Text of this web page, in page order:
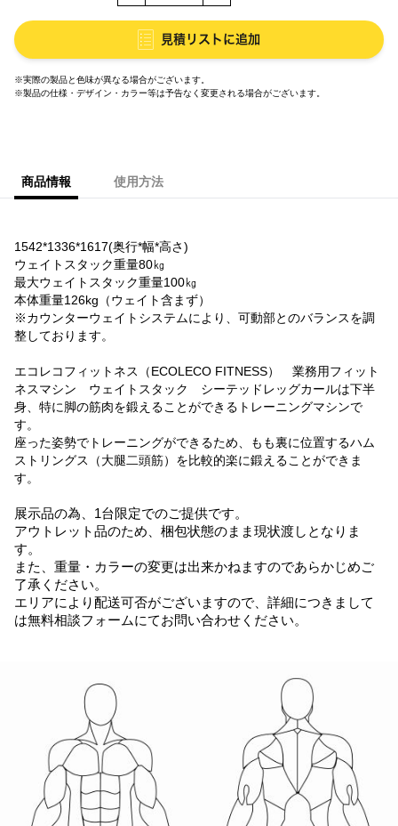
見積リストに追加
※実際の製品と色味が異なる場合がございます。
※製品の仕様・デザイン・カラー等は予告なく変更される場合がございます。
商品情報 使用方法
1542*1336*1617(奥行*幅*高さ)
ウェイトスタック重量80㎏
最大ウェイトスタック重量100㎏
本体重量126kg（ウェイト含まず）
※カウンターウェイトシステムにより、可動部とのバランスを調
整しております。
エコレコフィットネス（ECOLECO FITNESS） 業務用フィット
ネスマシン ウェイトスタック シーテッドレッグカールは下半
身、特に脚の筋肉を鍛えることができるトレーニングマシンで
す。
座った姿勢でトレーニングができるため、もも裏に位置するハム
ストリングス（大腿二頭筋）を比較的楽に鍛えることができま
す。
展示品の為、1台限定でのご提供です。
アウトレット品のため、梱包状態のまま現状渡しとなりま
す。
また、重量・カラーの変更は出来かねますのであらかじめご
了承ください。
エリアにより配送可否がございますので、詳細につきまして
は無料相談フォームにてお問い合わせください。